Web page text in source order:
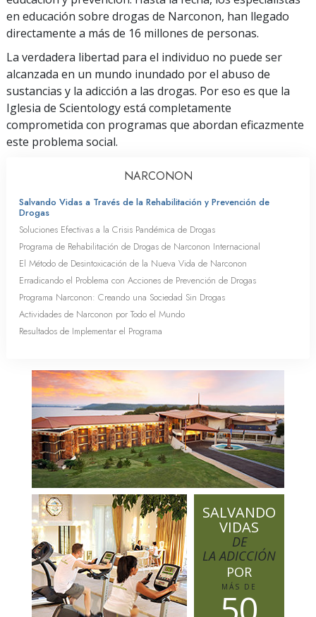
en educación sobre drogas de Narconon, han llegado
directamente a más de 16 millones de personas.
La verdadera libertad para el individuo no puede ser
alcanzada en un mundo inundado por el abuso de
sustancias y la adicción a las drogas. Por eso es que la
Iglesia de Scientology está completamente
comprometida con programas que abordan eficazmente
este problema social.
NARCONON
Salvando Vidas a Través de la Rehabilitación y Prevención de
Drogas
Soluciones Efectivas a la Crisis Pandémica de Drogas
Programa de Rehabilitación de Drogas de Narconon Internacional
El Método de Desintoxicación de la Nueva Vida de Narconon
Erradicando el Problema con Acciones de Prevención de Drogas
Programa Narconon: Creando una Sociedad Sin Drogas
Actividades de Narconon por Todo el Mundo
Resultados de Implementar el Programa
SALVANDO
VIDAS
DE
LA ADICCIÓN
POR
MÁS DE